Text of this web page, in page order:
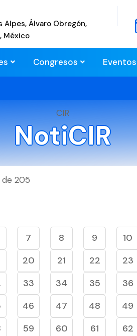
Alpes, Álvaro Obregón,
México
Congresos Eventos
CIR
NotiCIR
de 205
7 8 9 10
20 21 22 23
33 34 35 36
46 47 48 49
59 60 61 62